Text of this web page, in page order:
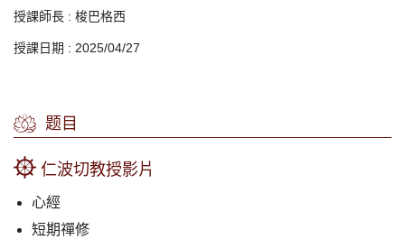
授課師長 : 梭巴格西
授課日期 : 2025/04/27
题目
仁波切教授影片
心經
短期禪修